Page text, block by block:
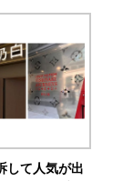
して人気が出